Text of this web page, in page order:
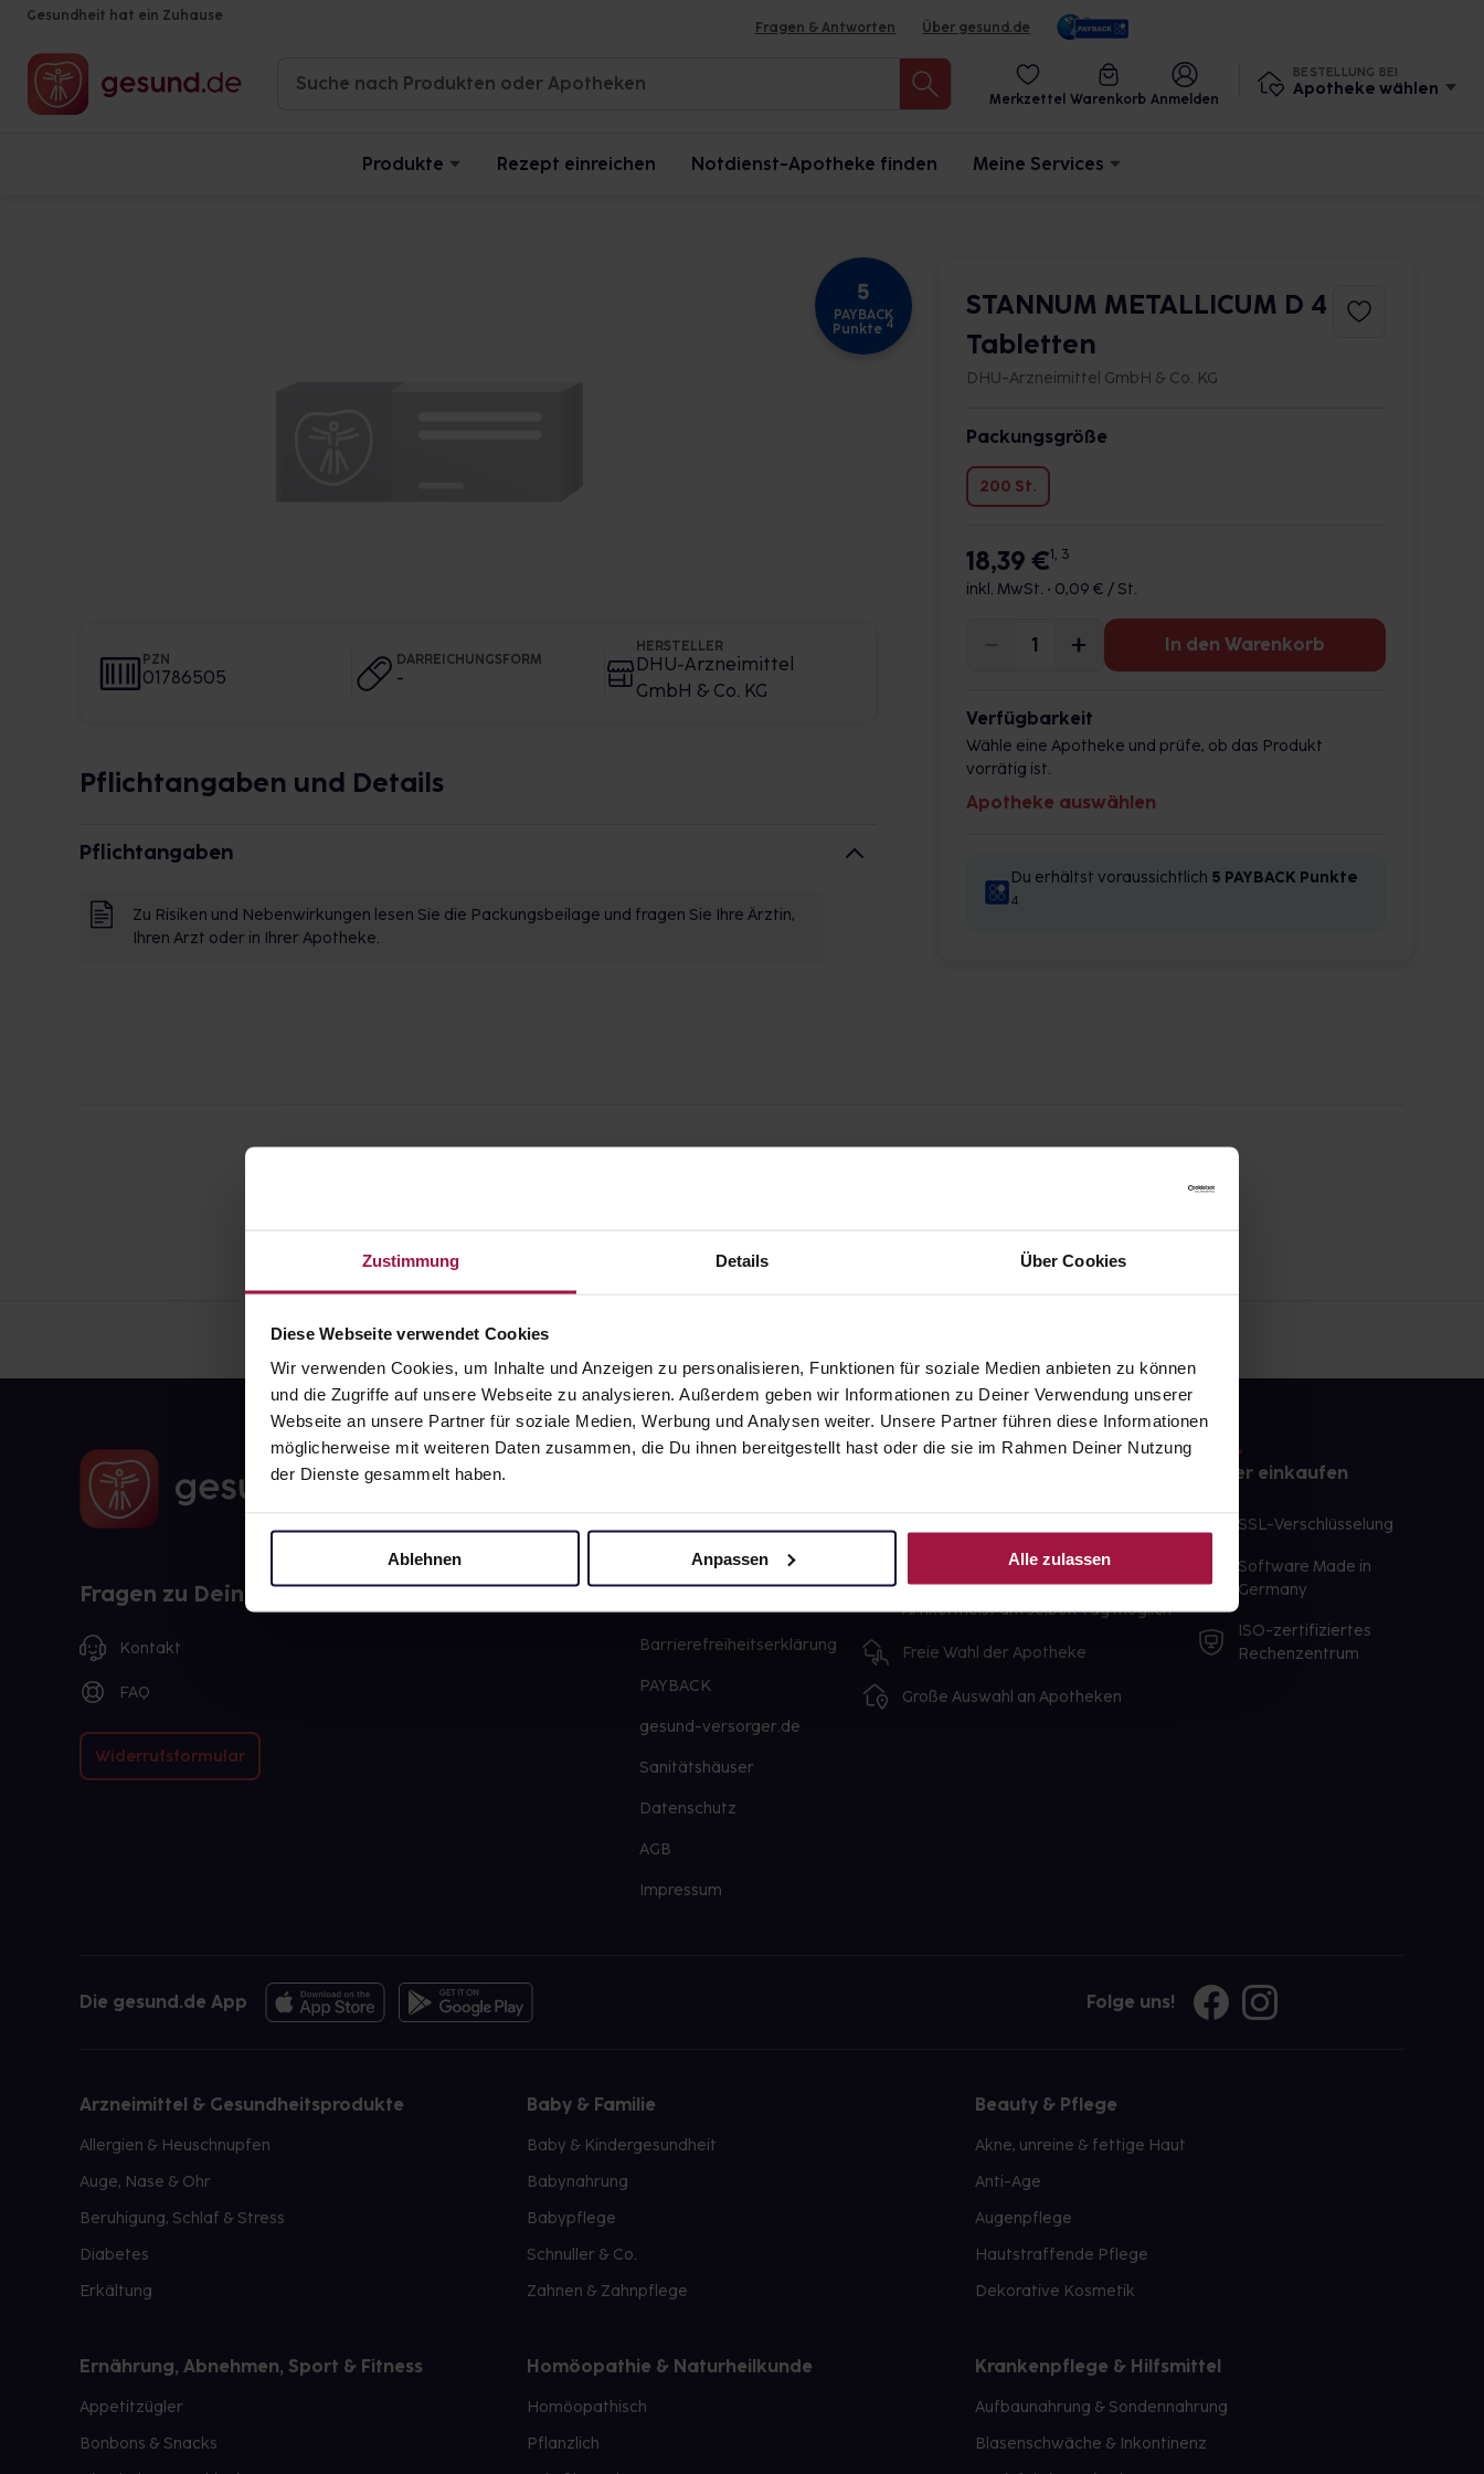
Zustimmung Details Über Cookies
Diese Webseite verwendet Cookies
Wir verwenden Cookies, um Inhalte und Anzeigen zu personalisieren, Funktionen für soziale Medien anbieten zu können
und die Zugriffe auf unsere Webseite zu analysieren. Außerdem geben wir Informationen zu Deiner Verwendung unserer
Webseite an unsere Partner für soziale Medien, Werbung und Analysen weiter. Unsere Partner führen diese Informationen
möglicherweise mit weiteren Daten zusammen, die Du ihnen bereitgestellt hast oder die sie im Rahmen Deiner Nutzung
der Dienste gesammelt haben.
Ablehnen Anpassen Alle zulassen
Gesundheit hat ein Zuhause
Fragen & Antworten Über gesund.de
Merkzettel Warenkorb Anmelden
BESTELLUNG BEI
Apotheke wählen
Produkte Rezept einreichen Notdienst-Apotheke finden Meine Services
5
PAYBACK
Punkte 4
PZN
01786505
DARREICHUNGSFORM
-
HERSTELLER
DHU-Arzneimittel
GmbH & Co. KG
Pflichtangaben und Details
Pflichtangaben
Zu Risiken und Nebenwirkungen lesen Sie die Packungsbeilage und fragen Sie Ihre Ärztin,
Ihren Arzt oder in Ihrer Apotheke.
STANNUM METALLICUM D 4
Tabletten
DHU-Arzneimittel GmbH & Co. KG
Packungsgröße
200 St.
18,39 €1, 3
inkl. MwSt. • 0,09 € / St.
In den Warenkorb
Verfügbarkeit
Wähle eine Apotheke und prüfe, ob das Produkt
vorrätig ist.
Apotheke auswählen
Du erhältst voraussichtlich 5 PAYBACK Punkte
4
Fragen zu Deiner Bestellung?
Kontakt
FAQ
Widerrufsformular
Karriere
Barrierefreiheitserklärung
PAYBACK
gesund-versorger.de
Sanitätshäuser
Datenschutz
AGB
Impressum
Lieferung für sofort verfügbare
Artikel meist am selben Tag möglich
Freie Wahl der Apotheke
Große Auswahl an Apotheken
Sicher einkaufen
SSL-Verschlüsselung
Software Made in
Germany
ISO-zertifiziertes
Rechenzentrum
Die gesund.de App Folge uns!
Arzneimittel & Gesundheitsprodukte
Allergien & Heuschnupfen
Auge, Nase & Ohr
Beruhigung, Schlaf & Stress
Diabetes
Erkältung
Baby & Familie
Baby & Kindergesundheit
Babynahrung
Babypflege
Schnuller & Co.
Zahnen & Zahnpflege
Beauty & Pflege
Akne, unreine & fettige Haut
Anti-Age
Augenpflege
Hautstraffende Pflege
Dekorative Kosmetik
Ernährung, Abnehmen, Sport & Fitness
Appetitzügler
Bonbons & Snacks
Homöopathie & Naturheilkunde
Homöopathisch
Pflanzlich
Krankenpflege & Hilfsmittel
Aufbaunahrung & Sondennahrung
Blasenschwäche & Inkontinenz